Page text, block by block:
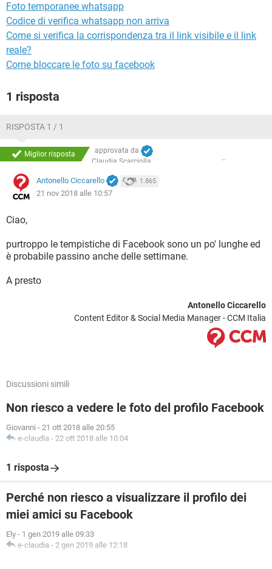
Foto temporanee whatsapp
Codice di verifica whatsapp non arriva
Come si verifica la corrispondenza tra il link visibile e il link
reale?
Come bloccare le foto su facebook
1 risposta
RISPOSTA 1 / 1
Miglior risposta
approvata da
Claudia Scarciolla
Antonello Ciccarello 1.865
21 nov 2018 alle 10:57
Ciao,
purtroppo le tempistiche di Facebook sono un po' lunghe ed
è probabile passino anche delle settimane.
A presto
Antonello Ciccarello
Content Editor & Social Media Manager - CCM Italia
Discussioni simili
Non riesco a vedere le foto del profilo Facebook
Giovanni - 21 ott 2018 alle 20:55
e-claudia - 22 ott 2018 alle 10:04
1 risposta
Perché non riesco a visualizzare il profilo dei
miei amici su Facebook
Ely - 1 gen 2019 alle 09:33
e-claudia - 2 gen 2019 alle 12:18